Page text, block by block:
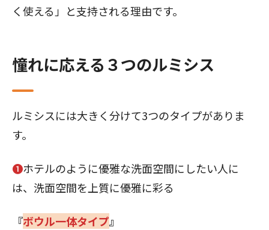
く使える」と支持される理由です。
憧れに応える３つのルミシス
ルミシスには大きく分けて3つのタイプがありま
す。
❶ホテルのように優雅な洗面空間にしたい人に
は、洗面空間を上質に優雅に彩る
『ボウル一体タイプ』